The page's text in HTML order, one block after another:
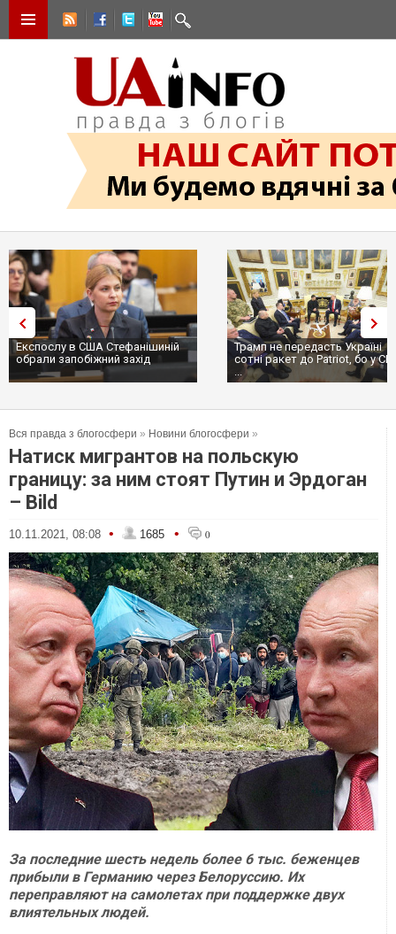
Експослу в США Стефанішиній
обрали запобіжний захід
Трамп не передасть Україні
сотні ракет до Patriot, бо у
...
Вся правда з блогосфери » Новини блогосфери »
Натиск мигрантов на польскую
границу: за ним стоят Путин и Эрдоган
– Bild
10.11.2021, 08:08 • 1685 • 0
За последние шесть недель более 6 тыс. беженцев
прибыли в Германию через Белоруссию. Их
переправляют на самолетах при поддержке двух
влиятельных людей.